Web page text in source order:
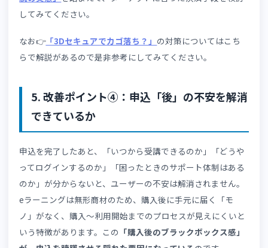
ホ/QR決済、法人は請求書払い・銀行振込を求めるなど、
狙うなら、どちらの層も取りこぼさない決済の組み合わせ
欠かせません（受講者層・単価別の目安は後述の関連記事
たとえば、クレジットカード決済のみ対応の場合、法人の
ーザーは、「社内の経費処理ルールに合わない」「法人カ
ドの限度額を超えてしまう」「決済承認が通らない」とい
た理由で離脱してしまうかもしれません。
ターゲットとなる受講者層を分析し、その層が日常的に利
している決済手段を優先的に導入すれば、申込率の改善が
待できるでしょう。どの決済方法でどれだけの離脱が発生